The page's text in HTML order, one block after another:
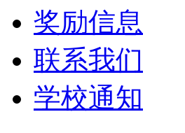
奖励信息
联系我们
学校通知